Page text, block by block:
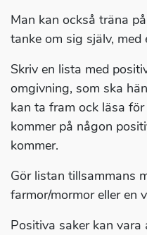
Man kan också träna
tanke om sig själv, med
Skriv en lista med
omgivning, som ska
kan ta fram ock läsa
kommer på någon
kommer.
Gör listan tillsammans
farmor/mormor eller en
Positiva saker kan